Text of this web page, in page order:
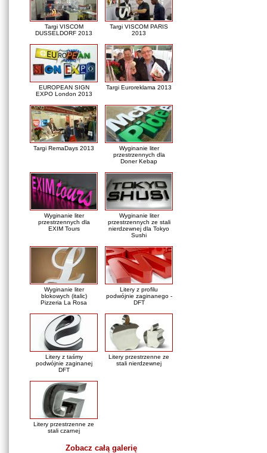
Targi VISCOM
DUSSELDORF 2013
Targi VISCOM PARIS
2013
EUROPEAN SIGN
EXPO London 2013
Targi Euroreklama 2013
Targi RemaDays 2013
Wyginanie liter
przestrzennych dla
Doner Kebap
Wyginanie liter
przestrzennych dla
EXIM Tours
Wyginanie liter
przestrzennych ze stali
nierdzewnej dla Tokyo
Sushi
Wyginanie liter
blokowych (italic)
Pizzeria La Rosa
Litery z profilu
podwójnie zaginanego -
DFT
Litery z taśmy
podwójnie zaginanej
DFT
Litery przestrzenne ze
stali nierdzewnej
Litery przestrzenne ze
stali czarnej
Zobacz całą galerię